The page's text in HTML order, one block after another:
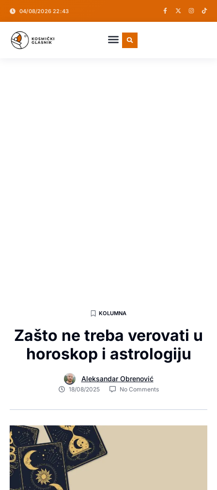
04/08/2026 22:43
KOLUMNA
Zašto ne treba verovati u
horoskop i astrologiju
Aleksandar Obrenović
18/08/2025 No Comments